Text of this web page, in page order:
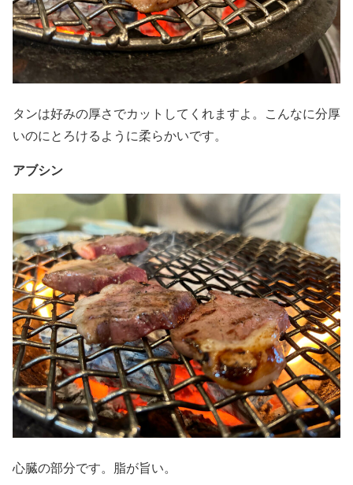
タンは好みの厚さでカットしてくれますよ。こんなに分厚
いのにとろけるように柔らかいです。
アブシン
心臓の部分です。脂が旨い。